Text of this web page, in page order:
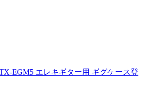
EGM5 エレキギター用 ギグケース登